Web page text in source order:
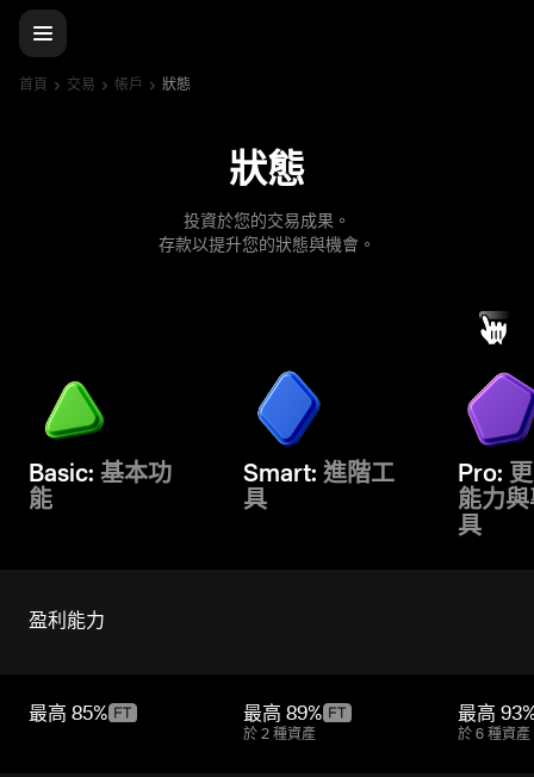
首頁 交易 帳戶 狀態
狀態
投資於您的交易成果。
存款以提升您的狀態與機會。
Basic: 基本功
能
Smart: 進階工
具
Pro:
能力
具
盈利能力
最高 85% 最高 89%
於 2 種資產
最高
於 6 種資產